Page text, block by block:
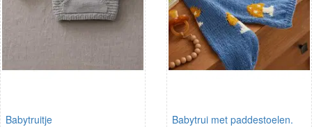
Babytruitje Babytrui met paddestoelen.